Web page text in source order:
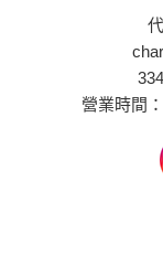
334
營業時間